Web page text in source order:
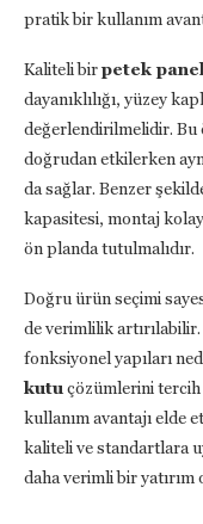
pratik bir kullanım
Kaliteli birpetek panel
dayanıklılığı, yüzey
değerlendirilmelidir.
doğrudan etkilerken
da sağlar. Benzer
kapasitesi, montaj
ön planda tutulmalıdır.
Doğru ürün seçimi
de verimlilik
fonksiyonel yapıları
kutu çözümlerini tercih
kullanım avantajı elde
kaliteli ve standartlara
daha verimli bir yatırım